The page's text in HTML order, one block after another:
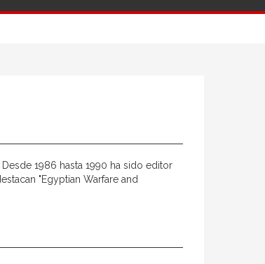
1986 hasta 1990 ha sido editor
"Egyptian Warfare and